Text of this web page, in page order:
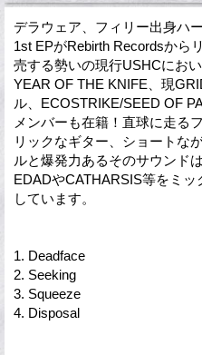
デラウェア、フィリー出身ハ
1st EPがRebirth Recordsから
売する勢いの現行USHCにお
YEAR OF THE KNIFE、現
ル、ECOSTRIKE/SEED OF
メンバーも在籍！直球に走る
リックなギター、ショートな
ルと爆発力あるそのサウンド
EDADやCATHARSIS等をミ
しています。
1. Deadface
2. Seeking
3. Squeeze
4. Disposal